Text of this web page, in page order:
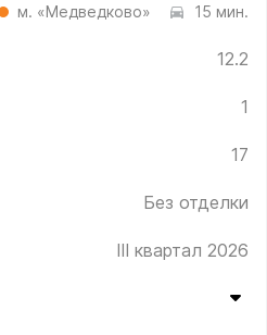
м. «Медведково» 15 мин.
12.2
1
17
Без отделки
III квартал 2026